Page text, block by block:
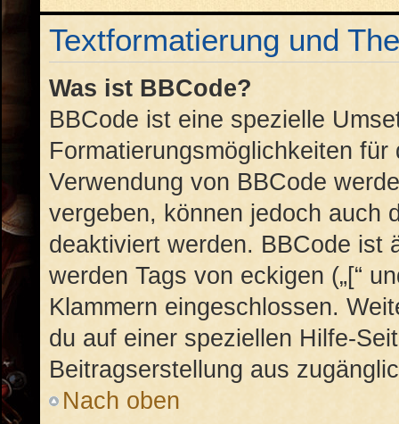
Textformatierung und
Was ist BBCode?
BBCode ist eine spezielle
Formatierungsmöglichkeiten
Verwendung von BBCode
vergeben, können jedoch auch
deaktiviert werden. BBCode ist
werden Tags von eckigen („[“
Klammern eingeschlossen.
du auf einer speziellen Hilfe-
Beitragserstellung aus
Nach oben